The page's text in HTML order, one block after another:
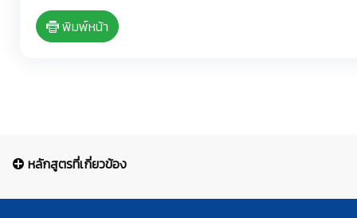
พิมพ์หน้า
หลักสูตรที่เกี่ยวข้อง